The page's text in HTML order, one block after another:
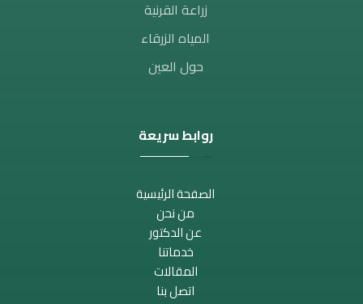
زراعة القرنية
المياه الزرقاء
حول العين
روابط سريعة
الصفحة الرئيسية
من نحن
عن الدكتور
خدماتنا
المقالات
اتصل بنا